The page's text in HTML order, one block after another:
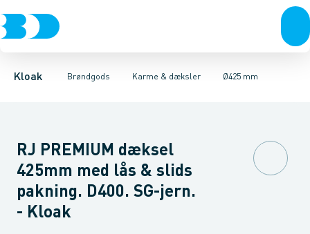
Kloak Brøndgods
Rør & fittingsBrønde BrøndgodsLinjeafvandingTanke,
Karme & dæksler
Kegler, dæksler & topringeKarme & dækslerØ425 mm
Ø280 mm Ø315 mmØ400 mmØ425 mmØ600 mm Ø800 mm
RJ PREMIUM dæksel
425mm med lås & slids
pakning. D400. SG-jern.
- Kloak